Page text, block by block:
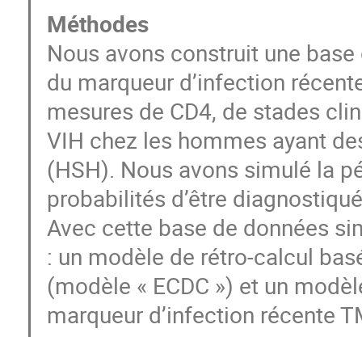
Méthodes
Nous avons construit une
du marqueur d’infection
mesures de CD4, de stades
VIH chez les hommes ayant
(HSH). Nous avons simulé la
probabilités d’être
Avec cette base de données
: un modèle de rétro-calcul
(modèle « ECDC ») et un
marqueur d’infection récente